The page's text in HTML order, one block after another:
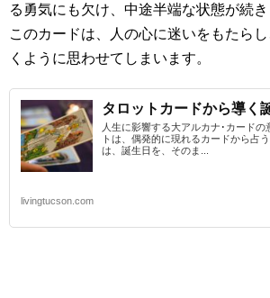
る勇気にも欠け、中途半端な状態が続き
このカードは、人の心に迷いをもたら
くように思わせてしまいます。
タロットカードから導く
人生に影響する大アルカナ･カードの
トは、偶発的に現れるカードから占
は、誕生日を、そのま...
livingtucson.com